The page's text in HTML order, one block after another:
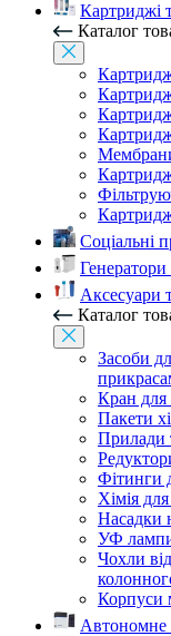
Картриджі
Каталог
Соціальні
Генератори
Аксесуари
Каталог
Засоби
Кран для
Пакети
Прилади
Фітинги
Хімія
Насадки
УФ
Чохли
Корпуси
Автономне